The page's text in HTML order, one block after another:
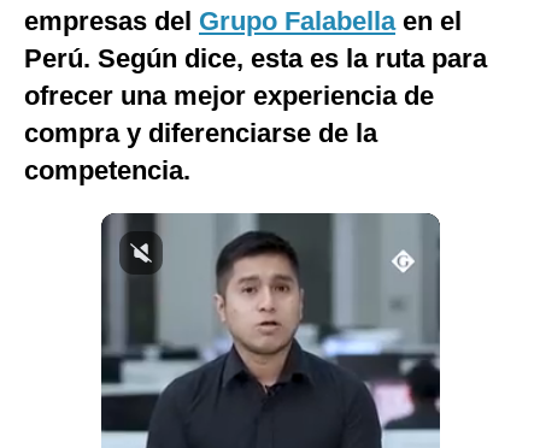
Somos?
Preguntas
empresas del Grupo Falabellaen el
Perú. Según dice, esta es la ruta para
ofrecer una mejor experiencia de
compra y diferenciarse de la
competencia.